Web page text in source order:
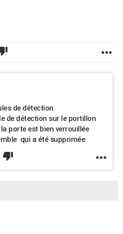
de détection.
de détection sur le portillon
porte est bien verrouillée
qui a été supprimée.